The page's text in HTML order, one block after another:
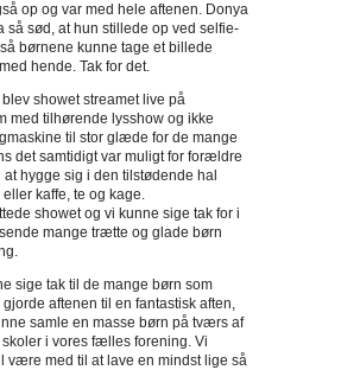
op og var med hele aftenen. Donya
så sød, at hun stillede op ved selfie-
børnene kunne tage et billede
hende. Tak for det.
blev showet streamet live på
med tilhørende lysshow og ikke
til stor glæde for de mange
det samtidigt var muligt for forældre
hygge sig i den tilstødende hal
kaffe, te og kage.
showet og vi kunne sige tak for i
mange trætte og glade børn
sige tak til de mange børn som
aftenen til en fantastisk aften,
samle en masse børn på tværs af
i vores fælles forening. Vi
være med til at lave en mindst lige så